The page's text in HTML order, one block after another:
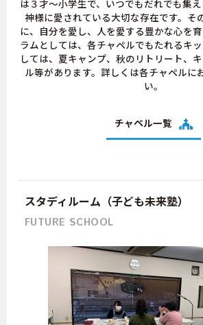
は３才～小学生で、いつでもだれでも集
神様に愛されている大切な存在です。そ
に、自分を愛し、人を愛する豊かな心を
ラムとしては、各チャペルでもたれるキ
しては、夏キャンプ、秋のリトリート、
ル等があります。詳しくは各チャペルに
い。
チャペル一覧
スタディルーム（子ども未来塾）
FUTURE SCHOOL